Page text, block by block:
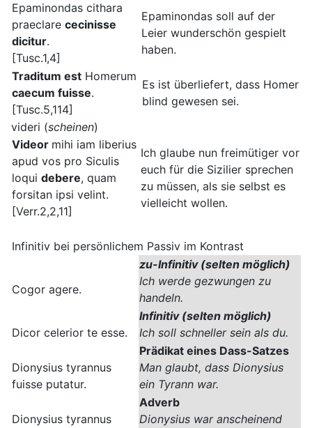
Epaminondas cithara
praeclare cecinisse
dicitur.
[Tusc.1,4]
Epaminondas soll auf der
Leier wunderschön gespielt
haben.
Traditum est Homerum
caecum fuisse.
[Tusc.5,114]
Es ist überliefert, dass Homer
blind gewesen sei.
videri (scheinen)
Videor mihi iam liberius
apud vos pro Siculis
loqui debere, quam
forsitan ipsi velint.
[Verr.2,2,11]
Ich glaube nun freimütiger vor
euch für die Sizilier sprechen
zu müssen, als sie selbst es
vielleicht wollen.
Infinitiv bei persönlichem Passiv im Kontrast
Cogor agere.
zu-Infinitiv (selten möglich)
Ich werde gezwungen zu
handeln.
Dicor celerior te esse.
Infinitiv (selten möglich)
Ich soll schneller sein als du.
Dionysius tyrannus
fuisse putatur.
Prädikat eines Dass-Satzes
Man glaubt, dass Dionysius
ein Tyrann war.
Dionysius tyrannus
Adverb
Dionysius war anscheinend